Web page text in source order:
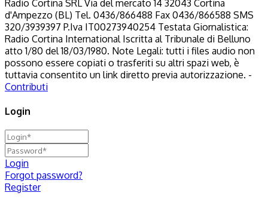
Radio Cortina SRL Via del mercato 14 32043 Cortina
d'Ampezzo (BL) Tel. 0436/866488 Fax 0436/866588 SMS
320/3939397 P.Iva IT00273940254 Testata Giornalistica:
Radio Cortina International Iscritta al Tribunale di Belluno
atto 1/80 del 18/03/1980. Note Legali: tutti i files audio non
possono essere copiati o trasferiti su altri spazi web, è
tuttavia consentito un link diretto previa autorizzazione. -
Contributi
Login
Login
Forgot password?
Register